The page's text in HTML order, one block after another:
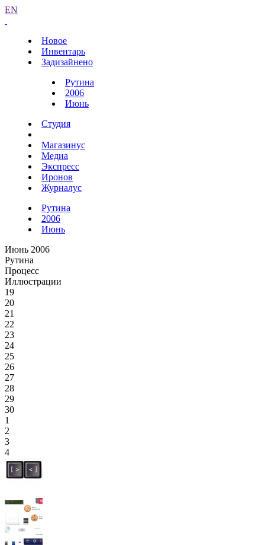
EN
Новое
Инвентарь
Задизайнено
Рутина
2006
Июнь
Студия
Магазинус
Медиа
Экспресс
Иронов
Журналус
Рутина
2006
Июнь
Июнь 2006
Рутина
Процесс
Иллюстрации
19
20
21
22
23
24
25
26
27
28
29
30
1
2
3
4